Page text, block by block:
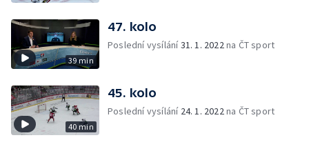
39 min
47. kolo
Poslední vysílání31. 1. 2022na ČT sport
40 min
45. kolo
Poslední vysílání 24. 1. 2022na ČT sport